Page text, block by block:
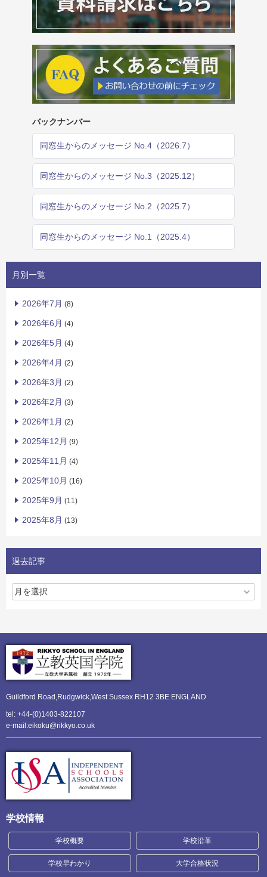
バックナンバー
同窓生からのメッセージ No.4（2026.7）
同窓生からのメッセージ No.3（2025.12）
同窓生からのメッセージ No.2（2025.7）
同窓生からのメッセージ No.1（2025.4）
月別一覧
2026年7月 (8)
2026年6月 (4)
2026年5月 (4)
2026年4月 (2)
2026年3月 (2)
2026年2月 (3)
2026年1月 (2)
2025年12月 (9)
2025年11月 (4)
2025年10月 (16)
2025年9月 (11)
2025年8月 (13)
過去記事
Guildford Road,Rudgwick,West Sussex RH12 3BE ENGLAND
tel: +44-(0)1403-822107
e-mail:eikoku@rikkyo.co.uk
学校情報
学校概要 学校沿革
学校早わかり 大学合格状況